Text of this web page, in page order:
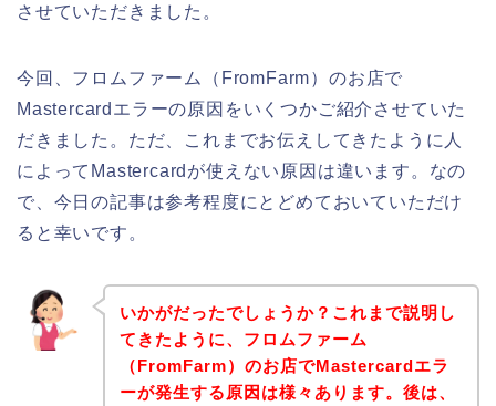
させていただきました。
今回、フロムファーム（FromFarm）のお店で
Mastercardエラーの原因をいくつかご紹介させていた
だきました。ただ、これまでお伝えしてきたように人
によってMastercardが使えない原因は違います。なの
で、今日の記事は参考程度にとどめておいていただけ
ると幸いです。
いかがだったでしょうか？これまで説明し
てきたように、フロムファーム
（FromFarm）のお店でMastercardエラ
ーが発生する原因は様々あります。後は、